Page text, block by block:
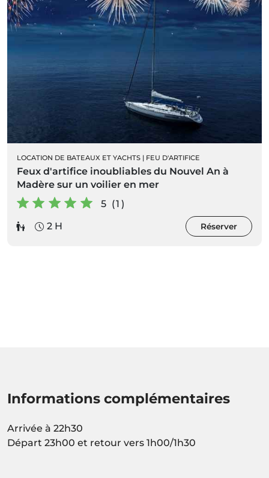
LOCATION DE BATEAUX ET YACHTS | FEU D'ARTIFICE
Feux d'artifice inoubliables du Nouvel An à
Madère sur un voilier en mer
5 (1)
2 H
Réserver
Informations complémentaires
Arrivée à 22h30
Départ 23h00 et retour vers 1h00/1h30